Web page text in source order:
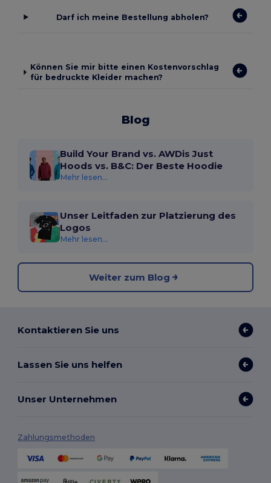
Darf ich meine Bestellung abholen?
Können Sie mir bitte einen Kostenvorschlag
für bedruckte Kleider machen?
Blog
Build Your Brand vs. AWDis Just
Hoods vs. B&C: Der Beste Hoodie
Mehr lesen...
Unser Leitfaden zur Platzierung des
Logos
Mehr lesen...
Weiter zum Blog
Kontaktieren Sie uns
Lassen Sie uns helfen
Unser Unternehmen
Zahlungsmethoden